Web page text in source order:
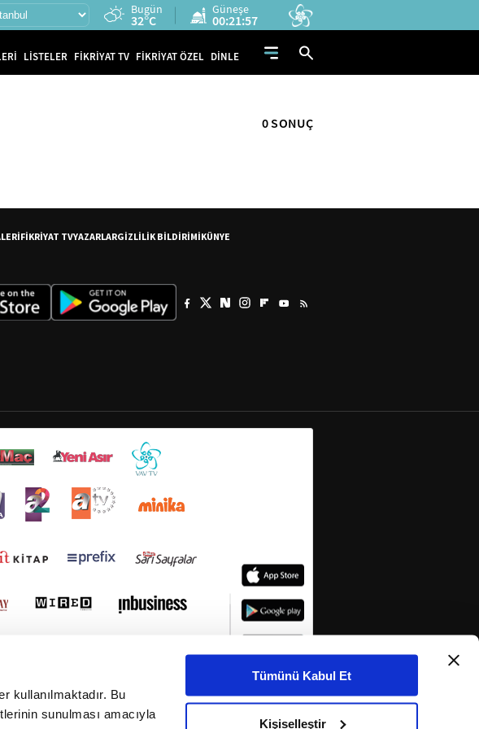
kullanılmaktadır. Bu
sunulması amacıyla
Tümünü Kabul Et
Kişiselleştir
Bugün
32°C
Güneşe
00:21:57
LİSTELER FİKRİYAT TV FİKRİYAT ÖZEL DİNLE
0 SONUÇ
FİKRİYAT TVYAZARLARGİZLİLİK BİLDİRİMİKÜNYE